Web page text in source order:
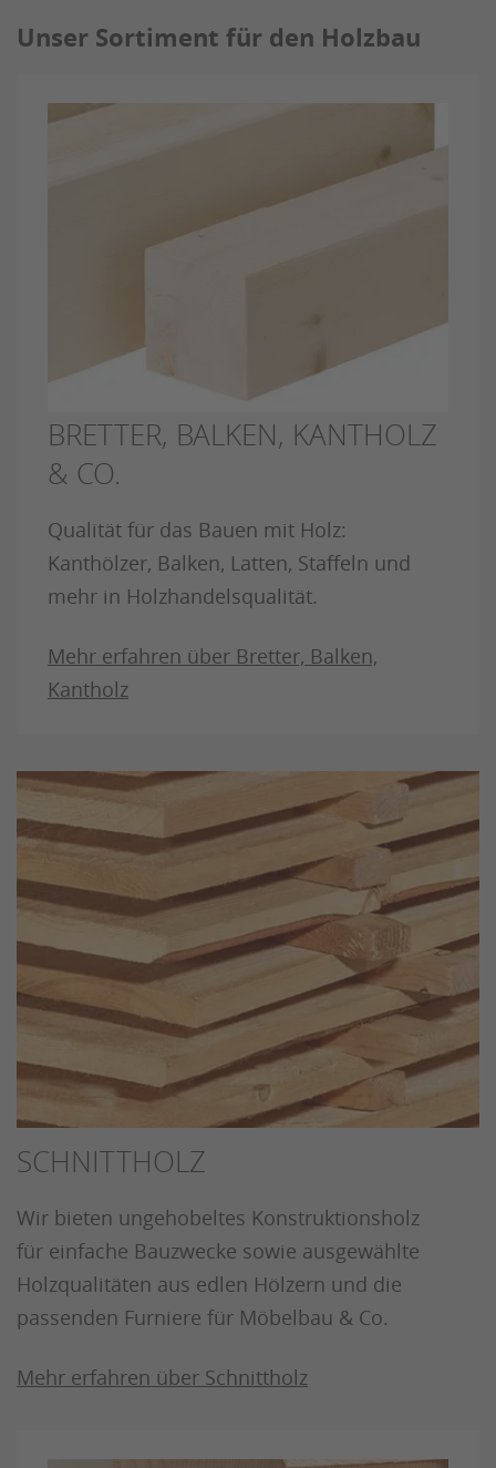
Unser Sortiment für den Holzbau
BRETTER, BALKEN, KANTHOLZ
& CO.
Qualität für das Bauen mit Holz:
Kanthölzer, Balken, Latten, Staffeln und
mehr in Holzhandelsqualität.
Mehr erfahren über Bretter, Balken,
Kantholz
SCHNITTHOLZ
Wir bieten ungehobeltes Konstruktionsholz
für einfache Bauzwecke sowie ausgewählte
Holzqualitäten aus edlen Hölzern und die
passenden Furniere für Möbelbau & Co.
Mehr erfahren über Schnittholz